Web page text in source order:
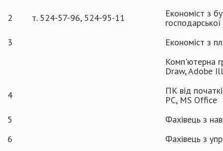
2 т. 524-57-96, 524-95-11
Економіст з
господарської
3
Економіст з
Комп'ютерна
Draw, Adobe
4
ПК від
РС, MS Office
5
Фахівець з
6
Фахівець з